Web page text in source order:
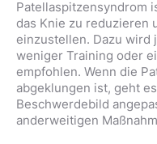
Patellaspitzensyndrom
das Knie zu reduzieren
einzustellen. Dazu wird
weniger Training oder
empfohlen. Wenn die
abgeklungen ist, geht
Beschwerdebild
anderweitigen